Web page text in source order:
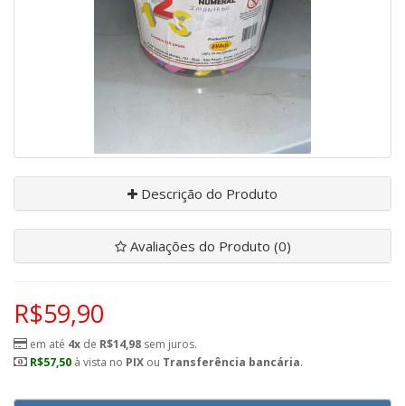
Descrição do Produto
Avaliações do Produto (0)
R$59,90
em até 4x de R$14,98 sem juros.
R$57,50 à vista no PIX ou Transferência bancária.